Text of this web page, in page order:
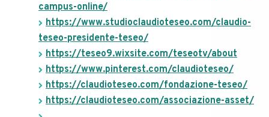
campus-online/
https://www.studioclaudioteseo.com/claudio-
teseo-presidente-teseo/
https://teseo9.wixsite.com/teseotv/about
https://www.pinterest.com/claudioteseo/
https://claudioteseo.com/fondazione-teseo/
https://claudioteseo.com/associazione-asset/